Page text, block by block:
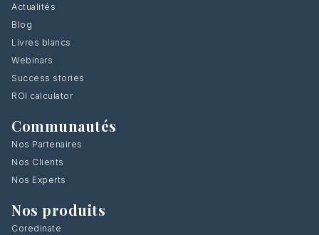
Actualités
Blog
Livres blancs
Webinars
Success stories
ROI calculator
Communautés
Nos Partenaires
Nos Clients
Nos Experts
Nos produits
Coredinate